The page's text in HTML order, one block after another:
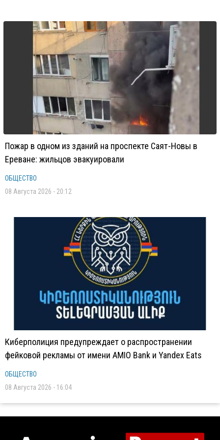
Пожар в одном из зданий на проспекте Саят-Новы в
Ереване: жильцов эвакуировали
ОБЩЕСТВО
08 Августа 2026 - 20:12
Киберполиция предупреждает о распространении
фейковой рекламы от имени AMIO Bank и Yandex Eats
ОБЩЕСТВО
08 Августа 2026 - 16:04